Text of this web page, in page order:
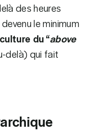
des heures
le minimum
du “above
delà) qui fait